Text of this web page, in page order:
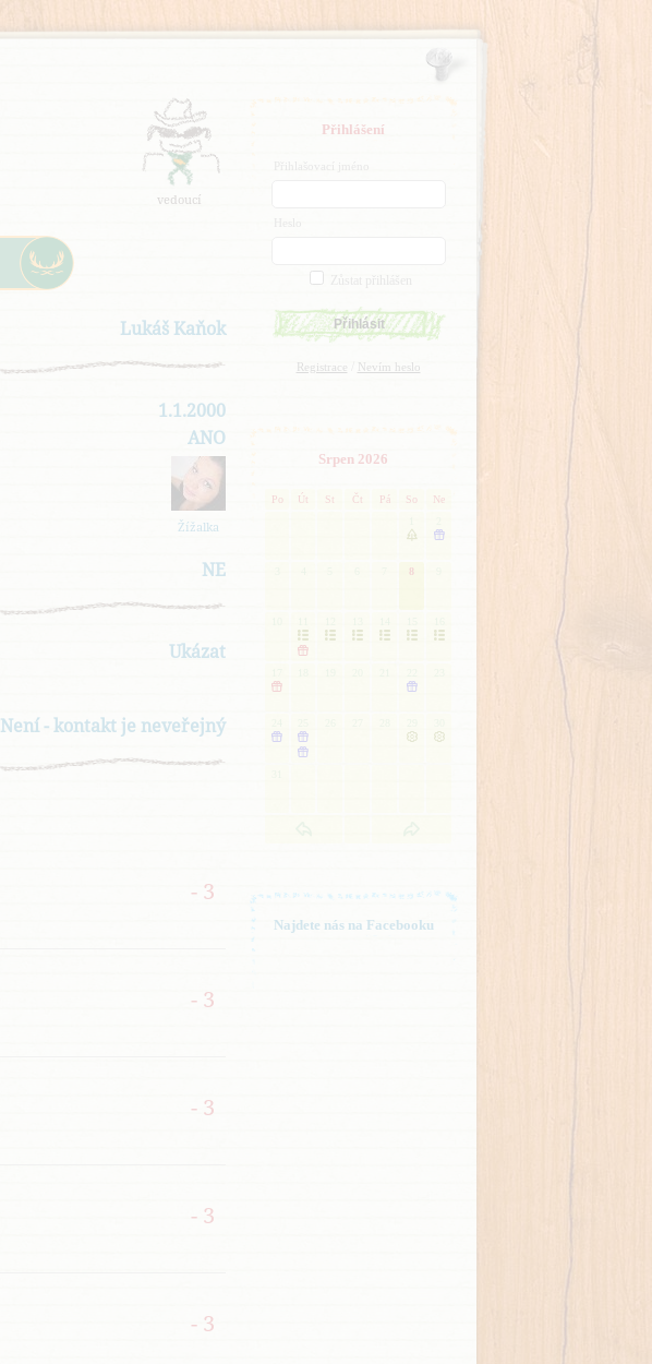
vedoucí
Lukáš Kaňok
1.1.2000
ANO
Žížalka
NE
Ukázat
Není - kontakt je neveřejný
- 3
- 3
- 3
- 3
- 3
Přihlášení
Registrace Nevím heslo
Srpen 2026
Po Út St Čt Pá So
Ne
 
8


    
 



 
Najdete nás na Facebooku